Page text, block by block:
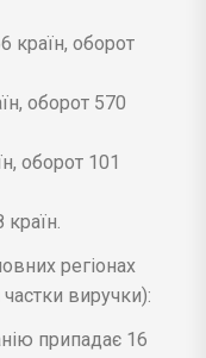
країн, оборот
оборот 570
оборот 101
регіонах
частки виручки):
припадає 16